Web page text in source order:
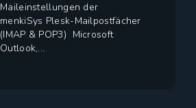
Maileinstellungen der
menkiSys Plesk-Mailpostfächer
(IMAP & POP3) Microsoft
Outlook,...